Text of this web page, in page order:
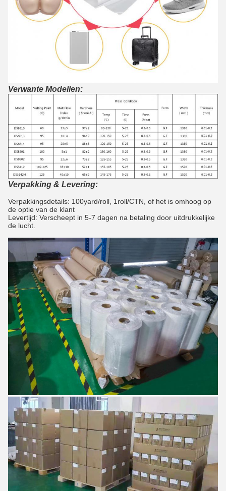
Verwante Modellen:
Verpakking & Levering:
Verpakkingsdetails: 100yard/roll, 1roll/CTN, of het is omhoog op
de optie van de klant
Levertijd: Verscheept in 5-7 dagen na betaling door uitdrukkelijke
de lucht.